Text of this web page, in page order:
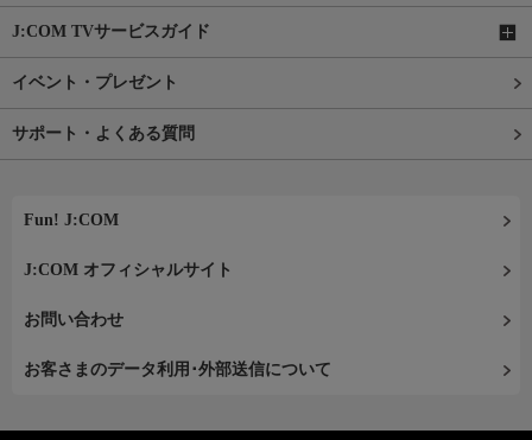
J:COM TVサービスガイド
イベント・プレゼント
サポート・よくある質問
Fun! J:COM
J:COM オフィシャルサイト
お問い合わせ
お客さまのデータ利用･外部送信について